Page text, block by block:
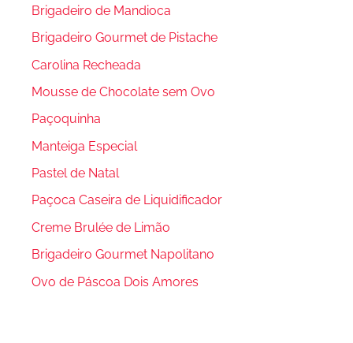
Brigadeiro de Mandioca
Brigadeiro Gourmet de Pistache
Carolina Recheada
Mousse de Chocolate sem Ovo
Paçoquinha
Manteiga Especial
Pastel de Natal
Paçoca Caseira de Liquidificador
Creme Brulée de Limão
Brigadeiro Gourmet Napolitano
Ovo de Páscoa Dois Amores